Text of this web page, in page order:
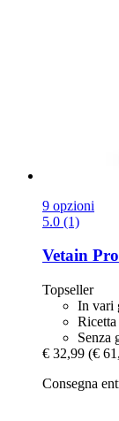
9 opzioni
5.0 (1)
Vetain
Topseller
In vari
Ricetta
Senza
€ 32,99 (€
Consegna